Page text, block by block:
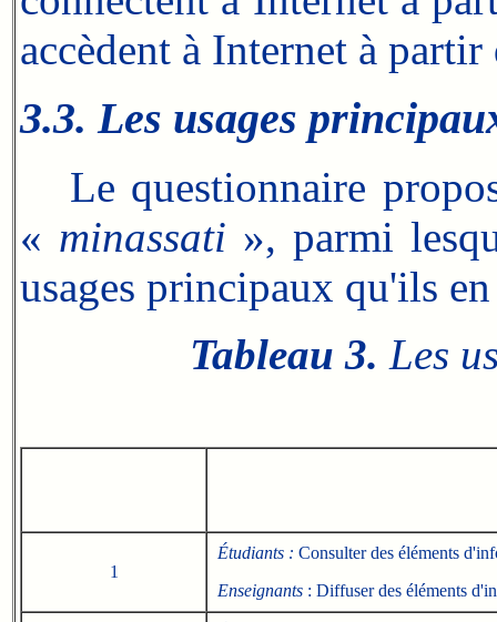
accèdent à Internet à
3.3. Les usages
Le questionnaire
« minassati », parmi
usages principaux qu'ils
Tableau 3. Les
1
Étudiants : Consulter des éléments
Enseignants : Diffuser des éléments